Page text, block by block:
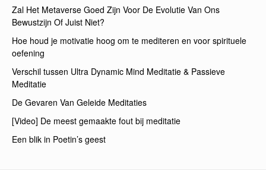
Zal Het Metaverse Goed Zijn Voor De Evolutie Van Ons
Bewustzijn Of Juist Niet?
Hoe houd je motivatie hoog om te mediteren en voor spirituele
oefening
Verschil tussen Ultra Dynamic Mind Meditatie & Passieve
Meditatie
De Gevaren Van Geleide Meditaties
[Video] De meest gemaakte fout bij meditatie
Een blik in Poetin’s geest